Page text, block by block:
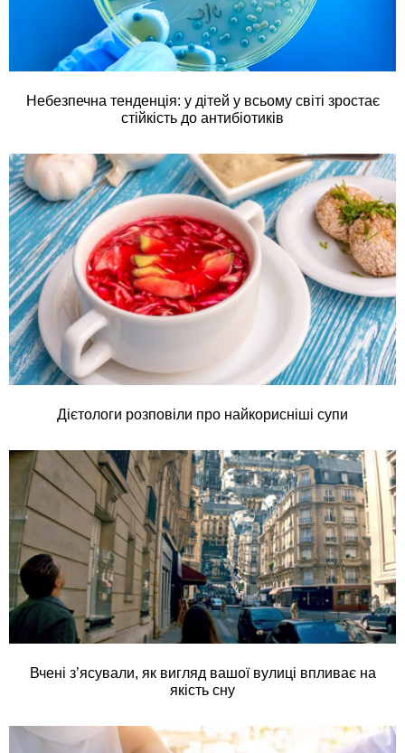
Небезпечна тенденція: у дітей у всьому світі зростає
стійкість до антибіотиків
Дієтологи розповіли про найкорисніші супи
Вчені з’ясували, як вигляд вашої вулиці впливає на
якість сну